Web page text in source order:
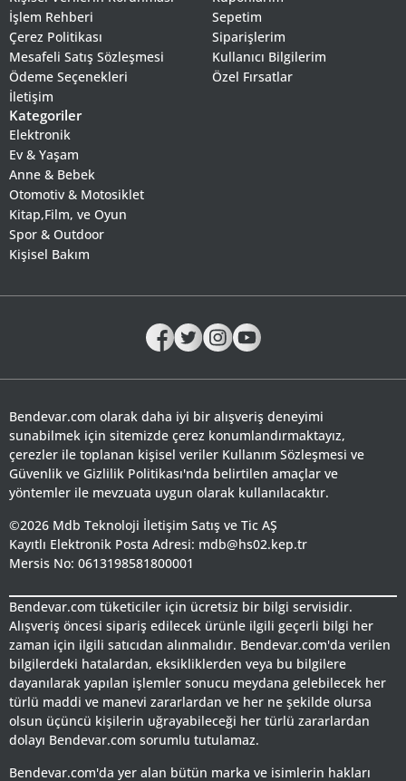
İşlem Rehberi
Çerez Politikası
Mesafeli Satış Sözleşmesi
Ödeme Seçenekleri
İletişim
Sepetim
Siparişlerim
Kullanıcı Bilgilerim
Özel Fırsatlar
Kategoriler
Elektronik
Ev & Yaşam
Anne & Bebek
Otomotiv & Motosiklet
Kitap,Film, ve Oyun
Spor & Outdoor
Kişisel Bakım
Bendevar.com olarak daha iyi bir alışveriş deneyimi
sunabilmek için sitemizde çerez konumlandırmaktayız,
çerezler ile toplanan kişisel veriler Kullanım Sözleşmesi ve
Güvenlik ve Gizlilik Politikası'nda belirtilen amaçlar ve
yöntemler ile mevzuata uygun olarak kullanılacaktır.
©2026 Mdb Teknoloji İletişim Satış ve Tic AŞ
Kayıtlı Elektronik Posta Adresi: mdb@hs02.kep.tr
Mersis No: 0613198581800001
Bendevar.com tüketiciler için ücretsiz bir bilgi servisidir.
Alışveriş öncesi sipariş edilecek ürünle ilgili geçerli bilgi her
zaman için ilgili satıcıdan alınmalıdır. Bendevar.com'da verilen
bilgilerdeki hatalardan, eksikliklerden veya bu bilgilere
dayanılarak yapılan işlemler sonucu meydana gelebilecek her
türlü maddi ve manevi zararlardan ve her ne şekilde olursa
olsun üçüncü kişilerin uğrayabileceği her türlü zararlardan
dolayı Bendevar.com sorumlu tutulamaz.
Bendevar.com'da yer alan bütün marka ve isimlerin hakları